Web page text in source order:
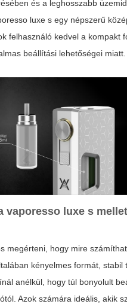
és a leghosszabb
luxe s egy népszerű
felhasználó kedvel a kompakt
beállítási lehetőségei miatt.
vaporesso luxe s
megérteni, hogy mire
kényelmes formát, stabil
anélkül, hogy túl bonyolult
Azok számára ideális, akik